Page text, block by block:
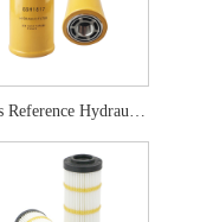
Cross Reference Hydraulic Filter HF6588